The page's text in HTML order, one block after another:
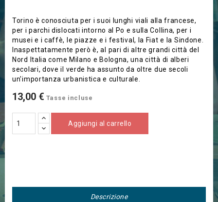
Torino è conosciuta per i suoi lunghi viali alla francese,
per i parchi dislocati intorno al Po e sulla Collina, per i
musei e i caffè, le piazze e i festival, la Fiat e la Sindone.
Inaspettatamente però è, al pari di altre grandi città del
Nord Italia come Milano e Bologna, una città di alberi
secolari, dove il verde ha assunto da oltre due secoli
un'importanza urbanistica e culturale.
13,00 € Tasse incluse
Aggiungi al carrello
Descrizione